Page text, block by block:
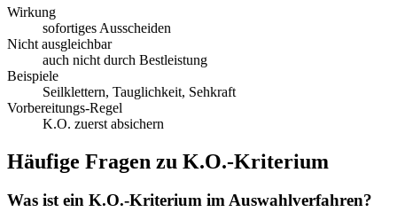
Wirkung
sofortiges Ausscheiden
Nicht ausgleichbar
auch nicht durch Bestleistung
Beispiele
Seilklettern, Tauglichkeit, Sehkraft
Vorbereitungs-Regel
K.O. zuerst absichern
Häufige Fragen zu K.O.-Kriterium
Was ist ein K.O.-Kriterium im Auswahlverfahren?